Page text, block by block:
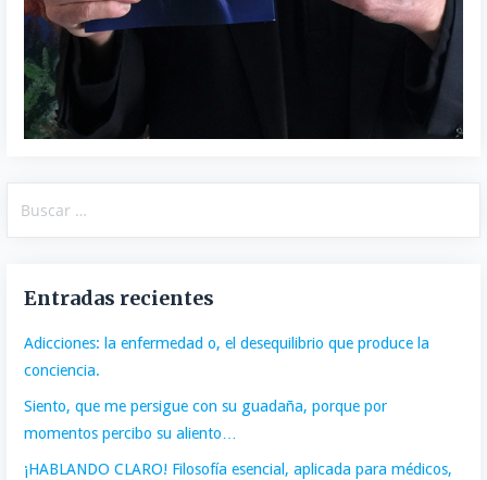
Entradas recientes
Adicciones: la enfermedad o, el desequilibrio que produce la
conciencia.
Siento, que me persigue con su guadaña, porque por
momentos percibo su aliento…
¡HABLANDO CLARO! Filosofía esencial, aplicada para médicos,